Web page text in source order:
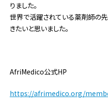
りました。
世界で活躍されている薬剤師の
きたいと思いました。
AfriMedico公式HP
https://afrimedico.org/